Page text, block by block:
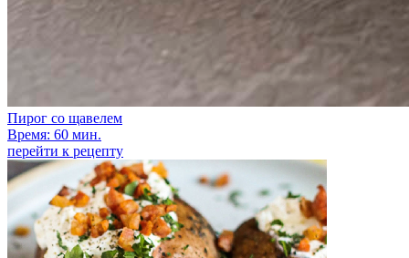
Пирог со щавелем
Время: 60 мин.
перейти к рецепту